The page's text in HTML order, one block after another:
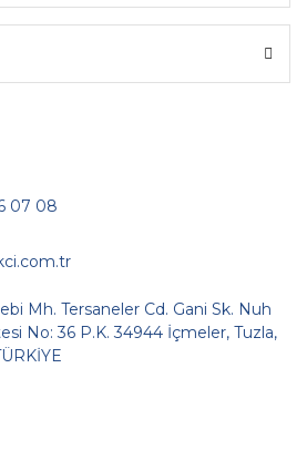
07 08
Mh. Tersaneler Cd. Gani Sk. Nuh
No: 36 P.K. 34944 İçmeler, Tuzla,